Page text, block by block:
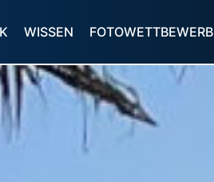
WISSEN FOTOWETTBEWERB